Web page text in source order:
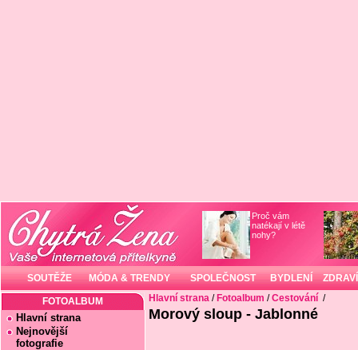
Proč vám
natékají v létě
nohy?
SOUTĚŽE MÓDA & TRENDY SPOLEČNOST BYDLENÍ ZDRAVÍ
FOTOALBUM
Hlavní strana
Nejnovější
fotografie
Hlavní strana / Fotoalbum /Cestování /
Morový sloup - Jablonné